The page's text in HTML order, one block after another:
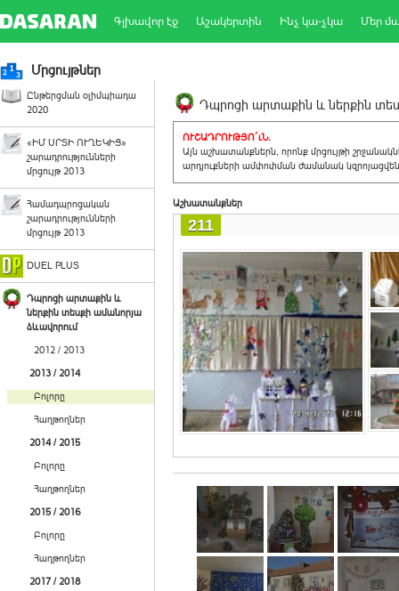
Գլխավոր էջ Աշակերտին Ինչ կա-չկա Մեր
Մրցույթներ
Ընթերցման օլիմպիադա
2020
«ԻՄ ՍՐՏԻ ՈՒՂԵԿԻՑ»
շարադրությունների
մրցույթ 2013
Համադպրոցական
շարադրությունների
մրցույթ 2013
DUEL PLUS
Դպրոցի արտաքին և
ներքին տեսքի ամանորյա
ձևավորում
2012 / 2013
2013 / 2014
Բոլորը
Հաղթողներ
2014 / 2015
Բոլորը
Հաղթողներ
2015 / 2016
Բոլորը
Հաղթողներ
2017 / 2018
Դպրոցի արտաքին և ներքին
ՈՒՇԱԴՐՈՒԹՅՈ´ւՆ.
Այն աշխատանքներն, որոնք մրցույթի
արդյուքների ամփոփման ժամանակ
Աշխատանքներ
211